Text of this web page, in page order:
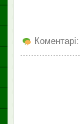
Коментарі: